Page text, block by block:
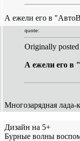
А ежели его в
quote:
Originally
А ежели его в
Многозарядная
Дизайн на 5+
Бурные волны